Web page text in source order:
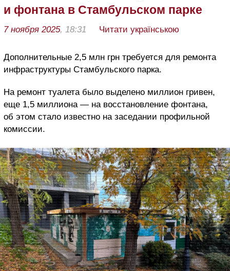
и фонтана в Стамбульском парке
7 ноября 2025, 18:31 Читати українською
Дополнительные 2,5 млн грн требуется для ремонта
инфраструктуры Стамбульского парка.
На ремонт туалета было выделено миллион гривен,
еще 1,5 миллиона — на восстановление фонтана,
об этом стало известно на заседании профильной
комиссии.